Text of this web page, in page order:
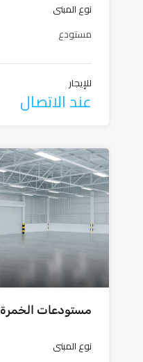
نوع المبنى
مستودع
للإيجار
عند الاتصال
مستودعات الخمرة
نوع المبنى